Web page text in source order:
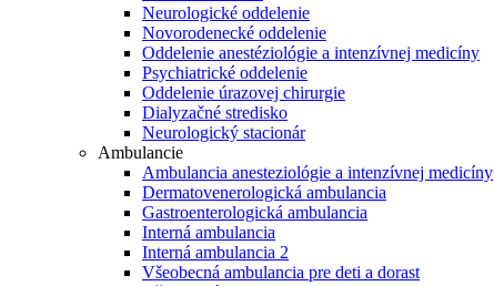
Neurologické oddelenie
Novorodenecké oddelenie
Oddelenie anestéziológie a intenzívnej medicíny
Psychiatrické oddelenie
Oddelenie úrazovej chirurgie
Dialyzačné stredisko
Neurologický stacionár
Ambulancie
Ambulancia anesteziológie a intenzívnej medicíny
Dermatovenerologická ambulancia
Gastroenterologická ambulancia
Interná ambulancia
Interná ambulancia 2
Všeobecná ambulancia pre deti a dorast